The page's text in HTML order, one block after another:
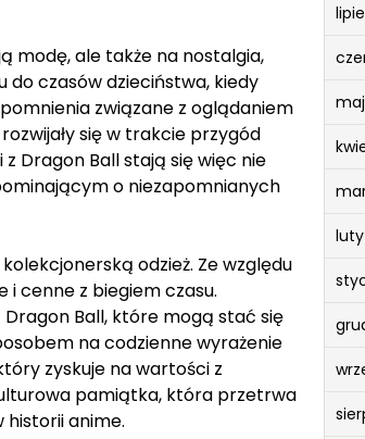
modę, ale także na nostalgia,
do czasów dzieciństwa, kiedy
związane z oglądaniem
się w trakcie przygód
Dragon Ball stają się więc nie
o niezapomnianych
odzież. Ze względu
i cenne z biegiem czasu.
Ball, które mogą stać się
na codzienne wyrażenie
zyskuje na wartości z
pamiątka, która przetrwa
historii anime.